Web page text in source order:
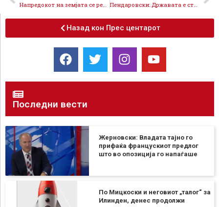
Пендаровски: Државата е стабилизирана и тоа носи придобивки за граѓаните, да продолжиме по тој пат
Назад кон Прес центарот
Последни вести
Жерновски: Владата тајно го
прифаќа францускиот предлог
што во опозиција го напаѓаше
По Мицкоски и неговиот „талог“ за
Илинден, денес продолжи